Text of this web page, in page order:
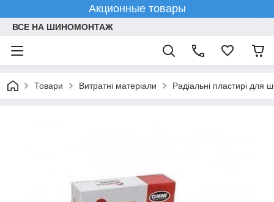
Акционные товары
ВСЕ НА ШИНОМОНТАЖ
Товари Витратні матеріали Радіальні пластирі для